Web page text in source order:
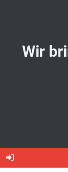
Wir